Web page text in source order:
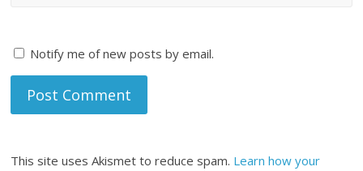
Notify me of new posts by email.
This site uses Akismet to reduce spam. Learn how your